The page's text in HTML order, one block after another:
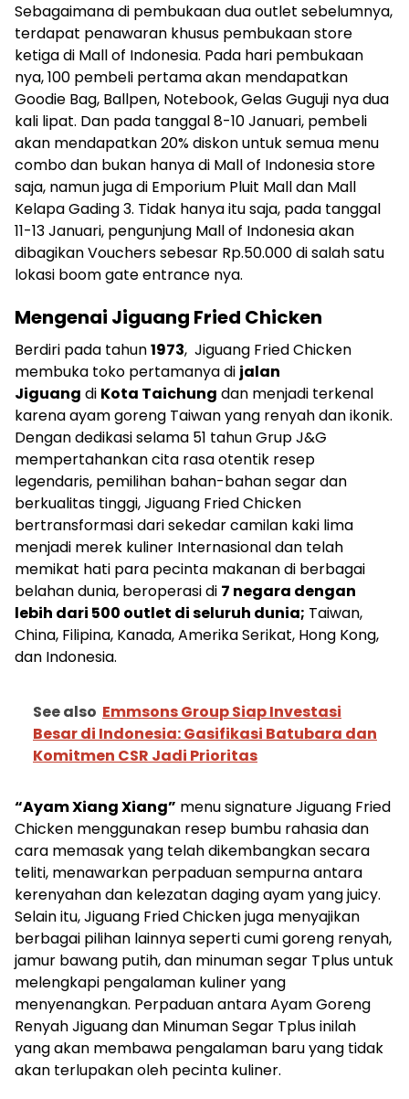
Sebagaimana di pembukaan dua outlet sebelumnya,
terdapat penawaran khusus pembukaan store
ketiga di Mall of Indonesia. Pada hari pembukaan
nya, 100 pembeli pertama akan mendapatkan
Goodie Bag, Ballpen, Notebook, Gelas Guguji nya dua
kali lipat. Dan pada tanggal 8-10 Januari, pembeli
akan mendapatkan 20% diskon untuk semua menu
combo dan bukan hanya di Mall of Indonesia store
saja, namun juga di Emporium Pluit Mall dan Mall
Kelapa Gading 3. Tidak hanya itu saja, pada tanggal
11-13 Januari, pengunjung Mall of Indonesia akan
dibagikan Vouchers sebesar Rp.50.000 di salah satu
lokasi boom gate entrance nya.
Mengenai Jiguang Fried Chicken
Berdiri pada tahun1973, Jiguang Fried Chicken
membuka toko pertamanya di jalan
Jiguang di Kota Taichung dan menjadi terkenal
karena ayam goreng Taiwan yang renyah dan ikonik.
Dengan dedikasi selama 51 tahun Grup J&G
mempertahankan cita rasa otentik resep
legendaris, pemilihan bahan-bahan segar dan
berkualitas tinggi, Jiguang Fried Chicken
bertransformasi dari sekedar camilan kaki lima
menjadi merek kuliner Internasional dan telah
memikat hati para pecinta makanan di berbagai
belahan dunia, beroperasi di 7 negara dengan
lebih dari 500 outlet di seluruh dunia; Taiwan,
China, Filipina, Kanada, Amerika Serikat, Hong Kong,
dan Indonesia.
See also Emmsons Group Siap Investasi
Besar di Indonesia: Gasifikasi Batubara dan
Komitmen CSR Jadi Prioritas
“Ayam Xiang Xiang” menu signature Jiguang Fried
Chicken menggunakan resep bumbu rahasia dan
cara memasak yang telah dikembangkan secara
teliti, menawarkan perpaduan sempurna antara
kerenyahan dan kelezatan daging ayam yang juicy.
Selain itu, Jiguang Fried Chicken juga menyajikan
berbagai pilihan lainnya seperti cumi goreng renyah,
jamur bawang putih, dan minuman segar Tplus untuk
melengkapi pengalaman kuliner yang
menyenangkan. Perpaduan antara Ayam Goreng
Renyah Jiguang dan Minuman Segar Tplus inilah
yang akan membawa pengalaman baru yang tidak
akan terlupakan oleh pecinta kuliner.